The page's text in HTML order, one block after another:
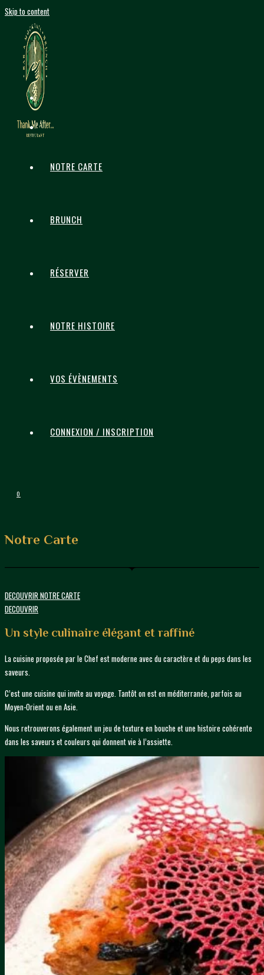
Skip to content
NOTRE CARTE
BRUNCH
RÉSERVER
NOTRE HISTOIRE
VOS ÉVÈNEMENTS
CONNEXION / INSCRIPTION
0
Notre Carte
DECOUVRIR NOTRE CARTE
DECOUVRIR
Un style culinaire élégant et raffiné
La cuisine proposée par le Chef est moderne avec du caractère et du peps dans les
saveurs.
C’est une cuisine qui invite au voyage. Tantôt on est en méditerranée, parfois au
Moyen-Orient ou en Asie.
Nous retrouverons également un jeu de texture en bouche et une histoire cohérente
dans les saveurs et couleurs qui donnent vie à l’assiette.